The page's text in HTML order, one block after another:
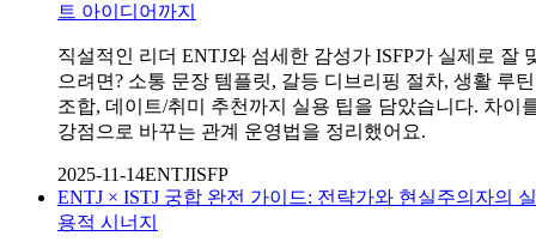
트 아이디어까지
직설적인 리더 ENTJ와 섬세한 감성가 ISFP가 실제로 잘
으려면? 소통 문장 템플릿, 갈등 디브리핑 절차, 생활 루틴
조합, 데이트/취미 추천까지 실용 팁을 담았습니다. 차이
강점으로 바꾸는 관계 운영법을 정리했어요.
2025-11-14ENTJISFP
ENTJ × ISTJ 궁합 완전 가이드: 전략가와 현실주의자의 실
용적 시너지